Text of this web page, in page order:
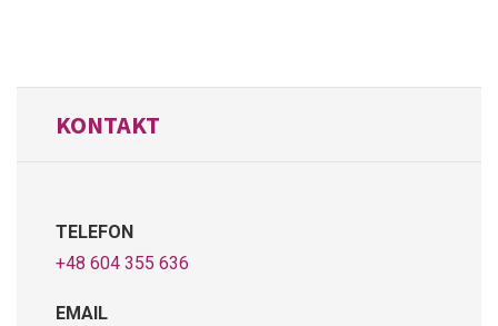
KONTAKT
TELEFON
+48 604 355 636
EMAIL